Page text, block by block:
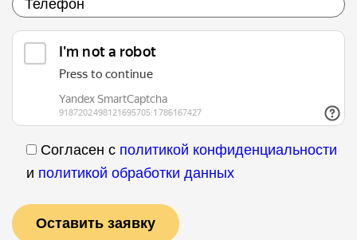
Согласен с политикой конфиденциальности
и политикой обработки данных